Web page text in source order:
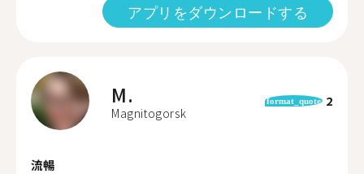
アプリをダウンロードする
M.
Magnitogorsk
format_quote 2
流暢